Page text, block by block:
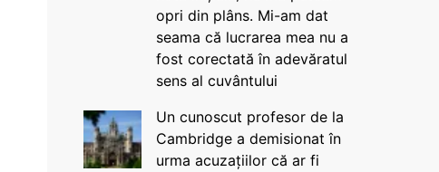
opri din plâns. Mi-am dat
seama că lucrarea mea nu a
fost corectată în adevăratul
sens al cuvântului
Un cunoscut profesor de la
Cambridge a demisionat în
urma acuzațiilor că ar fi